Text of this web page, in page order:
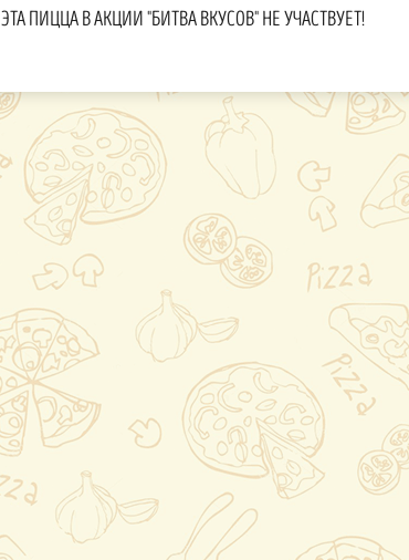
ЭТА ПИЦЦА В АКЦИИ "БИТВА ВКУСОВ" НЕ УЧАСТВУЕТ!